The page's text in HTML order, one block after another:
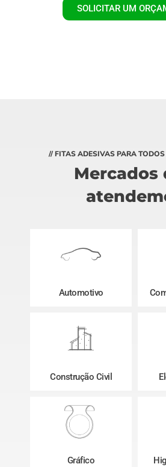
SOLICITAR UM
// FITAS ADESIVAS PARA
Mercados
Automotivo
Construção Civil
Gráfico